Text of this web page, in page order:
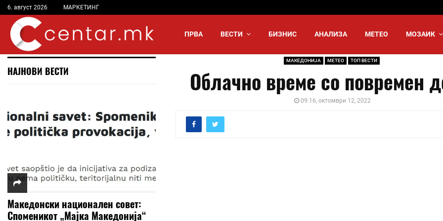
6. август 2026 МАРКЕТИНГ
ПРВА ВЕСТИ БИЗНИС АНАЛИЗА МЕТЕО МОЗАИК
МАКЕДОНИЈА МЕТЕО ТОП ВЕСТИ
Облачно време со повремен
09:16, октомври 12, 2022
НАЈНОВИ ВЕСТИ
Македонски национален совет:
Споменикот „Мајка Македонија“